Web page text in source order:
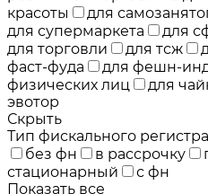
красоты
для
для супермаркета
для
для торговли
для тсж
фаст-фуда
для фешн-
физических лиц
для
эвотор
Скрыть
Тип фискального
без фн
в рассрочку
стационарный
с фн
Показать все